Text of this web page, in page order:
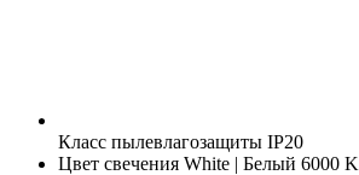
Класс пылевлагозащиты IP20
Цвет свечения White | Белый 6000 K